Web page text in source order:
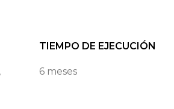
TIEMPO DE EJECUCIÓN
6 meses